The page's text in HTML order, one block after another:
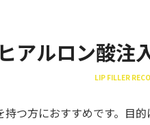
アルロン酸注
LIP FILLER
つ方におすすめです。目